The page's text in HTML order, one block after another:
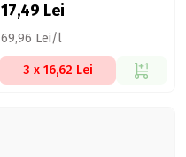
17,49 Lei
69,96 Lei/l
3 x 16,62 Lei